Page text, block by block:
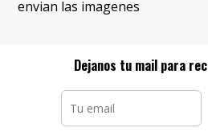
envian las imagenes
Dejanos tu mail para